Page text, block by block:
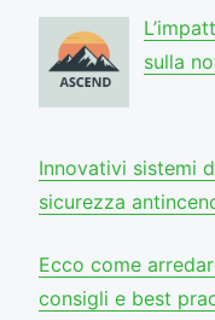
sulla
Innovativi sistemi
sicurezza
Ecco come
consigli e best